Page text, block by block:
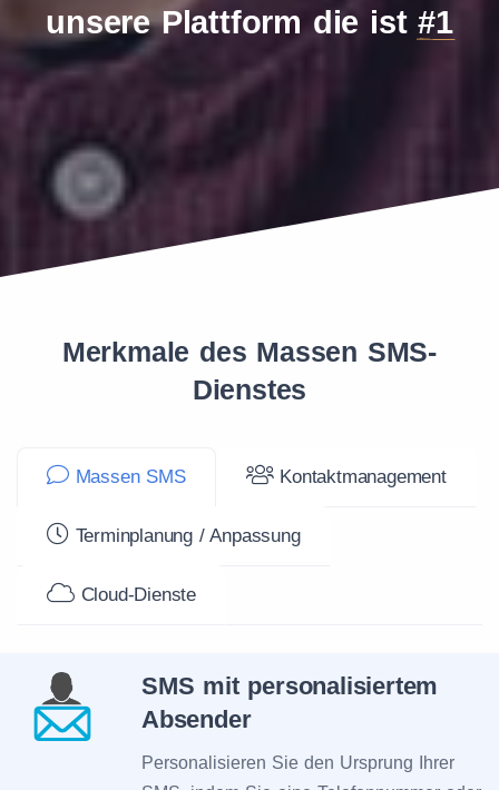
unsere Plattform die ist#1
Merkmale des Massen SMS-
Dienstes
Massen SMS Kontaktmanagement
Terminplanung / Anpassung
Cloud-Dienste
SMS mit personalisiertem
Absender
Personalisieren Sie den Ursprung Ihrer